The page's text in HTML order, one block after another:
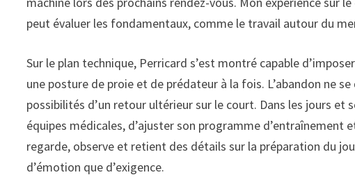
peut évaluer les fondamentaux, comme le travail autour du
Sur le plan technique, Perricard s’est montré capable
une posture de proie et de prédateur à la fois. L’abandon ne
possibilités d’un retour ultérieur sur le court. Dans les jours et
équipes médicales, d’ajuster son programme d’entraînement
regarde, observe et retient des détails sur la préparation du
d’émotion que d’exigence.